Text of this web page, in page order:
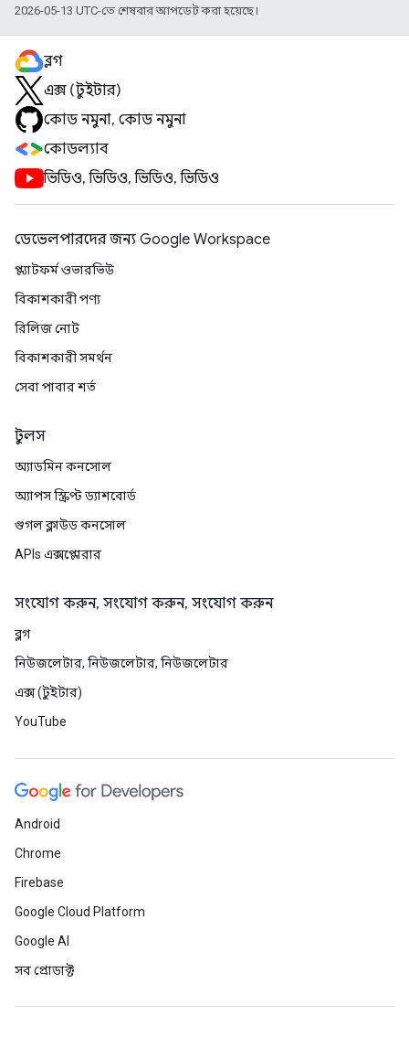
2026-05-13 UTC-তে শেষবার আপডেট করা হয়েছে।
ব্লগ
এক্স (টুইটার)
কোড নমুনা, কোড নমুনা
কোডল্যাব
ভিডিও, ভিডিও, ভিডিও, ভিডিও
ডেভেলপারদের জন্য Google Workspace
প্ল্যাটফর্ম ওভারভিউ
বিকাশকারী পণ্য
রিলিজ নোট
বিকাশকারী সমর্থন
সেবা পাবার শর্ত
টুলস
অ্যাডমিন কনসোল
অ্যাপস স্ক্রিপ্ট ড্যাশবোর্ড
গুগল ক্লাউড কনসোল
APIs এক্সপ্লোরার
সংযোগ করুন, সংযোগ করুন, সংযোগ করুন
ব্লগ
নিউজলেটার, নিউজলেটার, নিউজলেটার
এক্স (টুইটার)
YouTube
Android
Chrome
Firebase
Google Cloud Platform
Google AI
সব প্রোডাক্ট